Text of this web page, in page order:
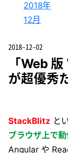
2018年
12月
2018-12-02
「Web
が超優秀
StackBlitz と
ブラウザ上で
Angular や